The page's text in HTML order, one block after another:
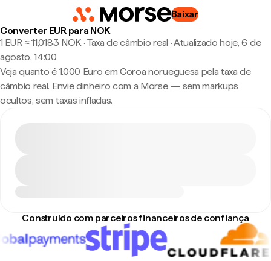
Baixar
Converter EUR para NOK
1 EUR ≈ 11,0183 NOK · Taxa de câmbio real ·Atualizado hoje, 6 de
agosto, 14:00
Veja quanto é 1.000 Euro em Coroa norueguesa pela taxa de
câmbio real. Envie dinheiro com a Morse — sem markups
ocultos, sem taxas infladas.
Construído com parceiros financeiros de confiança